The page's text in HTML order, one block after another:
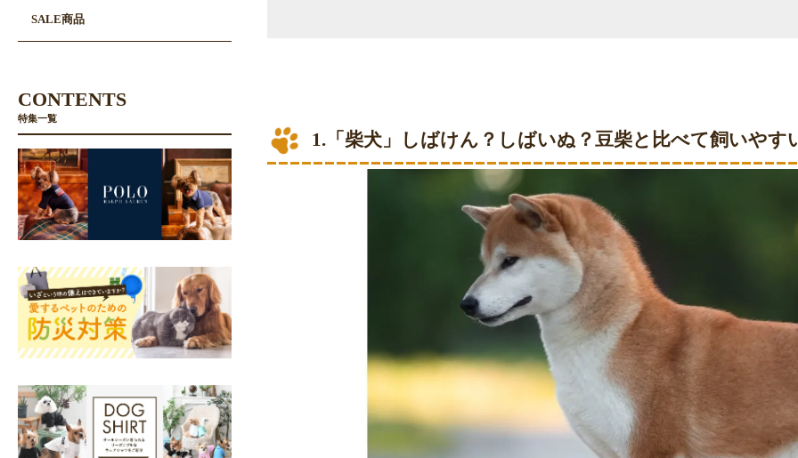
1.「柴犬」しばけん？しばいぬ？豆柴と比べて飼いやす
SALE商品
CONTENTS
特集一覧